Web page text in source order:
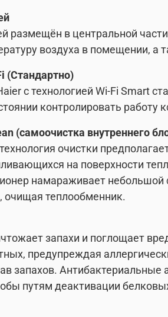
размещён в центральной
воздуха в помещении, а
(Стандартно)
с технологией Wi-Fi Smart
контролировать
(самоочистка внутреннего
очистки
на поверхности
намараживает небольшой
очищая теплообменник.
запахи и поглощает
предупреждая
запахов.
путям деактивации